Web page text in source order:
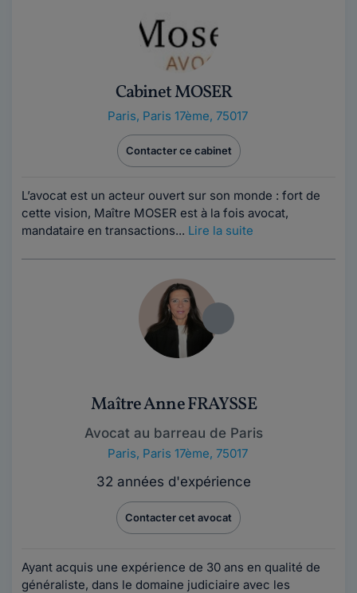
Cabinet MOSER
Paris, Paris 17ème, 75017
Contacter ce cabinet
L’avocat est un acteur ouvert sur son monde : fort de
cette vision, Maître MOSER est à la fois avocat,
mandataire en transactions... Lire la suite
Maître Anne FRAYSSE
Avocat au barreau de Paris
Paris, Paris 17ème, 75017
32 années d'expérience
Contacter cet avocat
Ayant acquis une expérience de 3​​​​​0 ans en qualité de
généraliste, dans le domaine judiciaire avec les